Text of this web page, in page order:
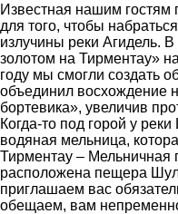
Известная нашим гостям
для того, чтобы
излучины реки Агидель.
золотом на Тирментау»
году мы смогли создать
объединил восхождение
бортевика», увеличив
Когда-то под горой у
водяная мельница,
Тирментау – Мельничная
расположена пещера
приглашаем вас
обещаем, вам